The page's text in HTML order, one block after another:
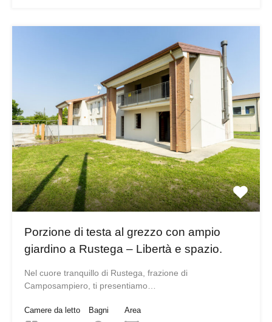
Porzione di testa al grezzo con ampio
giardino a Rustega – Libertà e spazio.
Nel cuore tranquillo di Rustega, frazione di
Camposampiero, ti presentiamo…
Camere da letto
Bagni
Area